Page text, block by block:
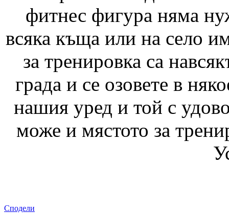
фитнес фигура няма
всяка къща или на село
за тренировка са
града и се озовете в
нашия уред и той с
може и мястото за
Сподели